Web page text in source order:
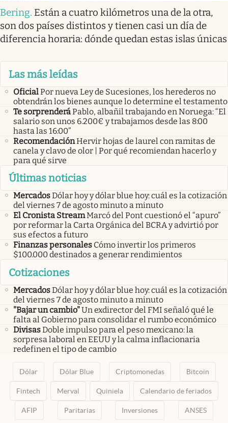
Bering. Están a cuatro kilómetros una de la otra,
son dos países distintos y tienen casi un día de
diferencia horaria: dónde quedan estas islas únicas
Las más leídas
OficialPor nueva Ley de Sucesiones, los herederos no
obtendrán los bienes aunque lo determine el testamento
Te sorprenderáPablo, albañil trabajando en Noruega: “El
salario son unos 6.200€ y trabajamos desde las 8:00
hasta las 16:00”
RecomendaciónHervir hojas de laurel con ramitas de
canela y clavo de olor | Por qué recomiendan hacerlo y
para qué sirve
Últimas noticias
MercadosDólar hoy y dólar blue hoy: cuál es la cotización
del viernes 7 de agosto minuto a minuto
El Cronista StreamMarcó del Pont cuestionó el “apuro”
por reformar la Carta Orgánica del BCRA y advirtió por
sus efectos a futuro
Finanzas personales Cómo invertir los primeros
$100.000 destinados a generar rendimientos
Cotizaciones
MercadosDólar hoy y dólar blue hoy: cuál es la cotización
del viernes 7 de agosto minuto a minuto
"Bajar un cambio"Un exdirector del FMI señaló qué le
falta al Gobierno para consolidar el rumbo económico
DivisasDoble impulso para el peso mexicano: la
sorpresa laboral en EEUU y la calma inflacionaria
redefinen el tipo de cambio
Dólar Dólar Blue Criptomonedas Bitcoin
Fintech Merval Quiniela Calendario de feriados
AFIP Paritarias Inversiones ANSES